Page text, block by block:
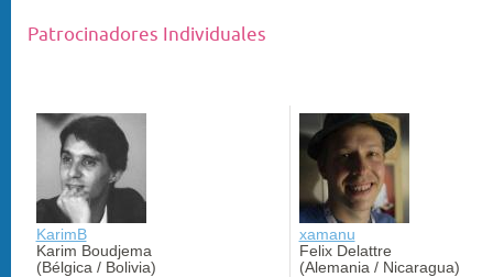
Patrocinadores Individuales
KarimB
Karim Boudjema
(Bélgica / Bolivia)
xamanu
Felix Delattre
(Alemania / Nicaragua)